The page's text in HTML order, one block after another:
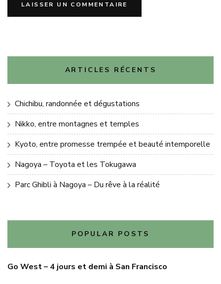
ARTICLES RÉCENTS
Chichibu, randonnée et dégustations
Nikko, entre montagnes et temples
Kyoto, entre promesse trempée et beauté intemporelle
Nagoya – Toyota et les Tokugawa
Parc Ghibli à Nagoya – Du rêve à la réalité
POPULAR POSTS
Go West – 4 jours et demi à San Francisco